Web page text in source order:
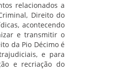
relacionados a
Direito do
acontecendo
e transmitir o
da Pio Décimo é
e para
e recriação do